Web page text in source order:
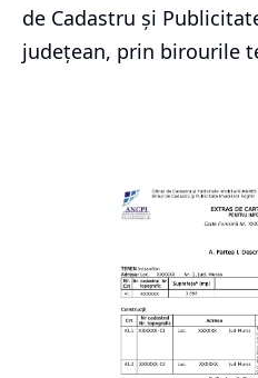
de Cadastru și
județean, prin birourile